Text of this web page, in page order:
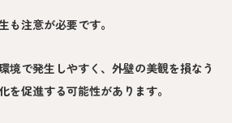
も注意が必要です。
境で発生しやすく、外壁の美観を損なう
を促進する可能性があります。